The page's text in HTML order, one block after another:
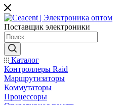
Поставщик электроники
Каталог
Контроллеры Raid
Маршрутизаторы
Коммутаторы
Процессоры